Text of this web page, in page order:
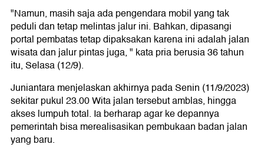
"Namun, masih saja ada pengendara mobil yang tak
peduli dan tetap melintas jalur ini. Bahkan, dipasangi
portal pembatas tetap dipaksakan karena ini adalah jalan
wisata dan jalur pintas juga, " kata pria berusia 36 tahun
itu, Selasa (12/9).
Juniantara menjelaskan akhirnya pada Senin (11/9/2023)
sekitar pukul 23.00 Wita jalan tersebut amblas, hingga
akses lumpuh total. Ia berharap agar ke depannya
pemerintah bisa merealisasikan pembukaan badan jalan
yang baru.